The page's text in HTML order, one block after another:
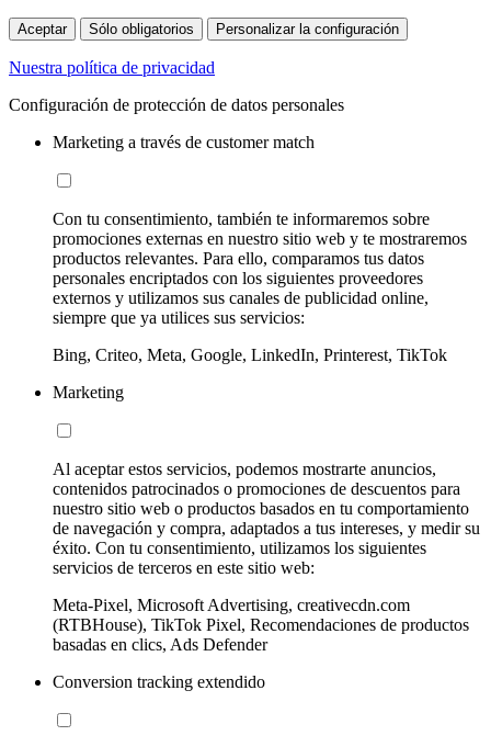
Aceptar Sólo obligatorios Personalizar la configuración
Nuestra política de privacidad
Configuración de protección de datos personales
Marketing a través de customer match
Con tu consentimiento, también te informaremos sobre
promociones externas en nuestro sitio web y te mostraremos
productos relevantes. Para ello, comparamos tus datos
personales encriptados con los siguientes proveedores
externos y utilizamos sus canales de publicidad online,
siempre que ya utilices sus servicios:
Bing, Criteo, Meta, Google, LinkedIn, Printerest, TikTok
Marketing
Al aceptar estos servicios, podemos mostrarte anuncios,
contenidos patrocinados o promociones de descuentos para
nuestro sitio web o productos basados en tu comportamiento
de navegación y compra, adaptados a tus intereses, y medir su
éxito. Con tu consentimiento, utilizamos los siguientes
servicios de terceros en este sitio web:
Meta-Pixel, Microsoft Advertising, creativecdn.com
(RTBHouse), TikTok Pixel, Recomendaciones de productos
basadas en clics, Ads Defender
Conversion tracking extendido